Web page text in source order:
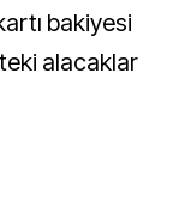
bakiyesi
alacaklar